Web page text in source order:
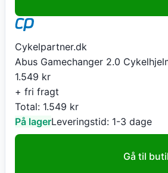
Cykelpartner.dk
Abus Gamechanger 2.0
1.549 kr
+ fri fragt
Total: 1.549 kr
På lagerLeveringstid: 1-3 dage
Gå til